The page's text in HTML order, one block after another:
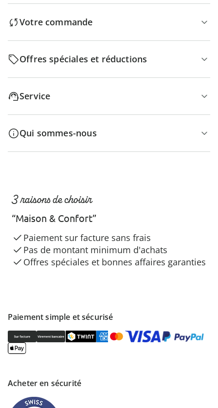
Votre commande
Offres spéciales et réductions
Service
Qui sommes-nous
Paiement simple et sécurisé
Acheter en sécurité
3 raisons de choisir
“Maison & Confort”
Paiement sur facture sans frais
Pas de montant minimum d'achats
Offres spéciales et bonnes affaires garanties